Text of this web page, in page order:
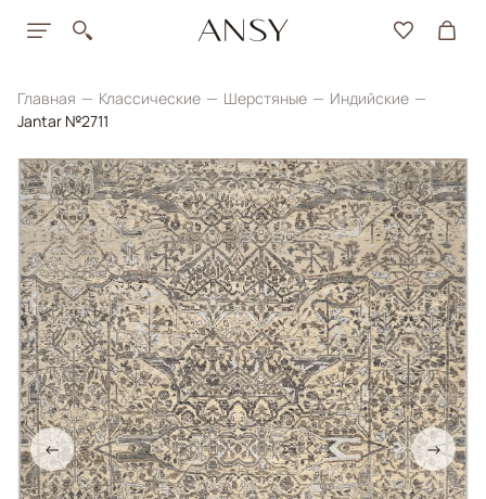
Главная Классические Шерстяные
Индийские
Jantar №2711
← →